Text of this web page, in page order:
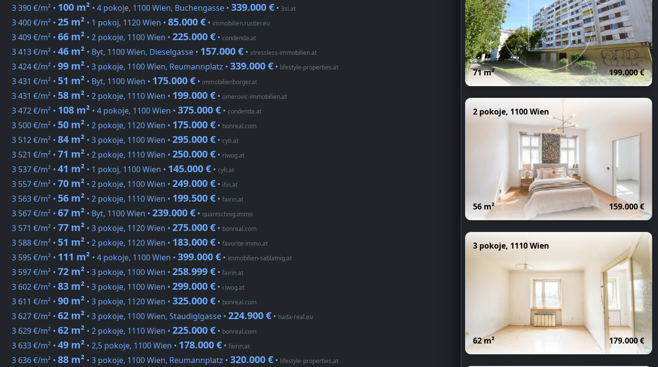
3 390 €/m² • 100 m² • 4 pokoje, 1100 Wien, Buchengasse • 339.000 € • 3si.at
3 400 €/m² • 25 m² • 1 pokoj, 1120 Wien • 85.000 € • immobilien.rustler.eu
3 409 €/m² • 66 m² • 2 pokoje, 1100 Wien • 225.000 € • condenda.at
3 413 €/m² • 46 m² • Byt, 1100 Wien, Dieselgasse • 157.000 € • stressless-immobilien.at
3 424 €/m² • 99 m² • 3 pokoje, 1100 Wien, Reumannplatz • 339.000 € • lifestyle-properties.at
3 431 €/m² • 51 m² • Byt, 1100 Wien • 175.000 € • immobilienborger.at
3 431 €/m² • 58 m² • 2 pokoje, 1110 Wien • 199.000 € • omerovic-immobilien.at
3 472 €/m² • 108 m² • 4 pokoje, 1100 Wien • 375.000 € • condenda.at
3 500 €/m² • 50 m² • 2 pokoje, 1120 Wien • 175.000 € • bonreal.com
3 512 €/m² • 84 m² • 3 pokoje, 1100 Wien • 295.000 € • cyh.at
3 521 €/m² • 71 m² • 2 pokoje, 1110 Wien • 250.000 € • riwog.at
3 537 €/m² • 41 m² • 1 pokoj, 1100 Wien • 145.000 € • cyh.at
3 557 €/m² • 70 m² • 2 pokoje, 1100 Wien • 249.000 € • ifin.at
3 563 €/m² • 56 m² • 2 pokoje, 1110 Wien • 199.500 € • fairin.at
3 567 €/m² • 67 m² • Byt, 1100 Wien • 239.000 € • quantschnig.immo
3 571 €/m² • 77 m² • 3 pokoje, 1120 Wien • 275.000 € • bonreal.com
3 588 €/m² • 51 m² • 2 pokoje, 1120 Wien • 183.000 € • favorite-immo.at
3 595 €/m² • 111 m² • 4 pokoje, 1100 Wien • 399.000 € • immobilien-sablatnig.at
3 597 €/m² • 72 m² • 3 pokoje, 1100 Wien • 258.999 € • fairin.at
3 602 €/m² • 83 m² • 3 pokoje, 1100 Wien • 299.000 € • riwog.at
3 611 €/m² • 90 m² • 3 pokoje, 1120 Wien • 325.000 € • bonreal.com
3 627 €/m² • 62 m² • 3 pokoje, 1100 Wien, Staudiglgasse • 224.900 € • hada-real.eu
3 629 €/m² • 62 m² • 2 pokoje, 1110 Wien • 225.000 € • bonreal.com
3 633 €/m² • 49 m² • 2,5 pokoje, 1100 Wien • 178.000 € • fairin.at
3 636 €/m² • 88 m² • 3 pokoje, 1100 Wien, Reumannplatz • 320.000 € • lifestyle-properties.at